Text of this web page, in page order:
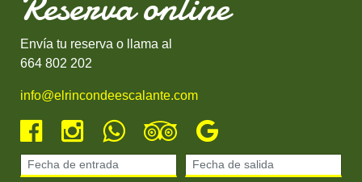
Envía tu reserva o llama al
664 802 202
info@elrincondeescalante.com